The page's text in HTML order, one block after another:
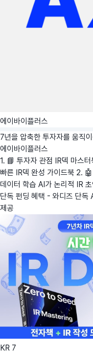
에이바이플러스
7년을 압축한 투자자를 움직
에이바이플러스
1. 📘 투자자 관점 IR덱 마스
빠른 IR덱 완성 가이드북 2.
데이터 학습 AI가 논리적 IR
단독 펀딩 혜택 - 와디즈 단독
제공
KR 7